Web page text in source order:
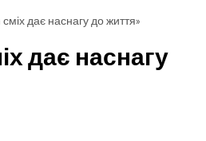
дає наснагу до життя»
дає наснагу